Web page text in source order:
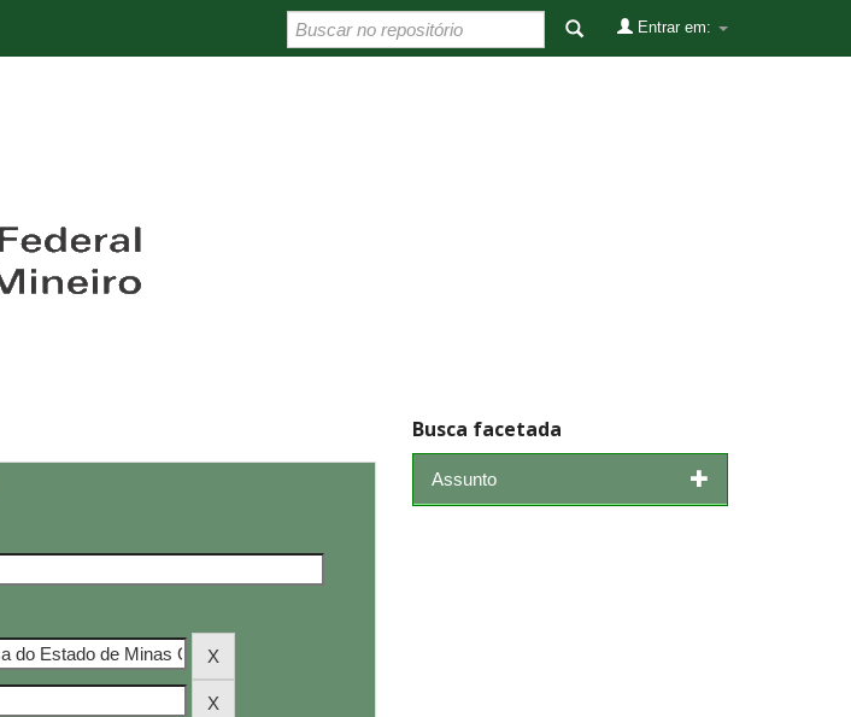
Entrar em:
Busca facetada
Assunto